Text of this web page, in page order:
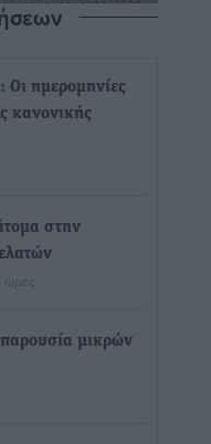
Οι ημερομηνίες
κανονικής
στην
μικρών